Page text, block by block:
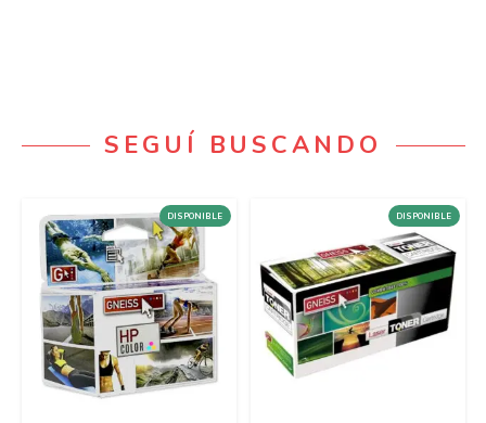
SEGUÍ BUSCANDO
DISPONIBLE DISPONIBLE